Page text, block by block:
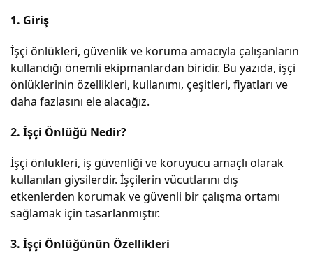
1. Giriş
İşçi önlükleri, güvenlik ve koruma amacıyla çalışanların
kullandığı önemli ekipmanlardan biridir. Bu yazıda, işçi
önlüklerinin özellikleri, kullanımı, çeşitleri, fiyatları ve
daha fazlasını ele alacağız.
2. İşçi Önlüğü Nedir?
İşçi önlükleri, iş güvenliği ve koruyucu amaçlı olarak
kullanılan giysilerdir. İşçilerin vücutlarını dış
etkenlerden korumak ve güvenli bir çalışma ortamı
sağlamak için tasarlanmıştır.
3. İşçi Önlüğünün Özellikleri